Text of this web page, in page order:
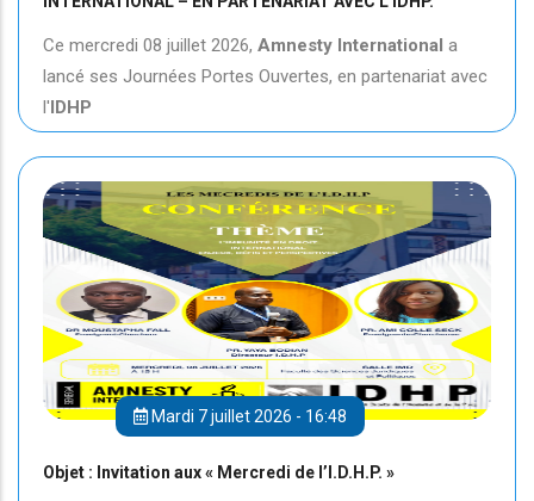
Ce mercredi 08 juillet 2026, Amnesty International a
lancé ses Journées Portes Ouvertes, en partenariat avec
l'IDHP
Mardi 7 juillet 2026 - 16:48
Objet : Invitation aux « Mercredi de l’I.D.H.P. »